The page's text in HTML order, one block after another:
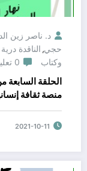
د. ناصر زين
حجي, الناقدة
وكتاب
0 تعليقات
الحلقة السابعة
منصة ثقافة
2021-10-11